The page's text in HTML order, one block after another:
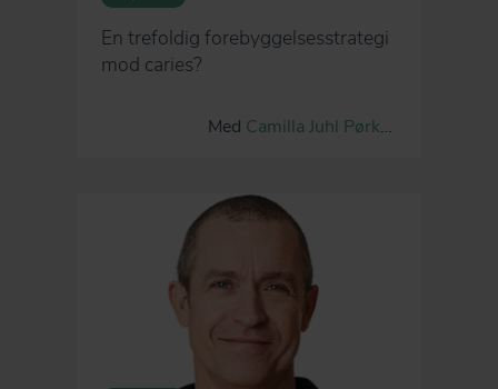
En trefoldig forebyggelsesstrategi
mod caries?
Med Camilla Juhl Pørksen